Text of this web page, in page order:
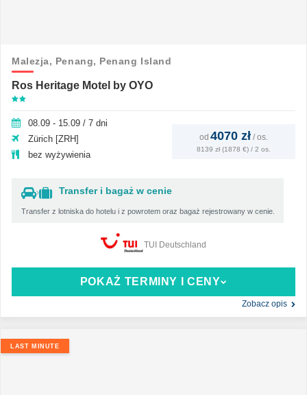
Malezja, Penang, Penang Island
Ros Heritage Motel by OYO
08.09 - 15.09 / 7 dni
Zürich [ZRH]
bez wyżywienia
Transfer i bagaż w cenie
Transfer z lotniska do hotelu i z powrotem oraz bagaż rejestrowany w cenie.
od 4070 zł / os.
8139 zł (1878 €) / 2 os.
POKAŻ TERMINY I CENY
Zobacz opis
TUI Deutschland
LAST MINUTE